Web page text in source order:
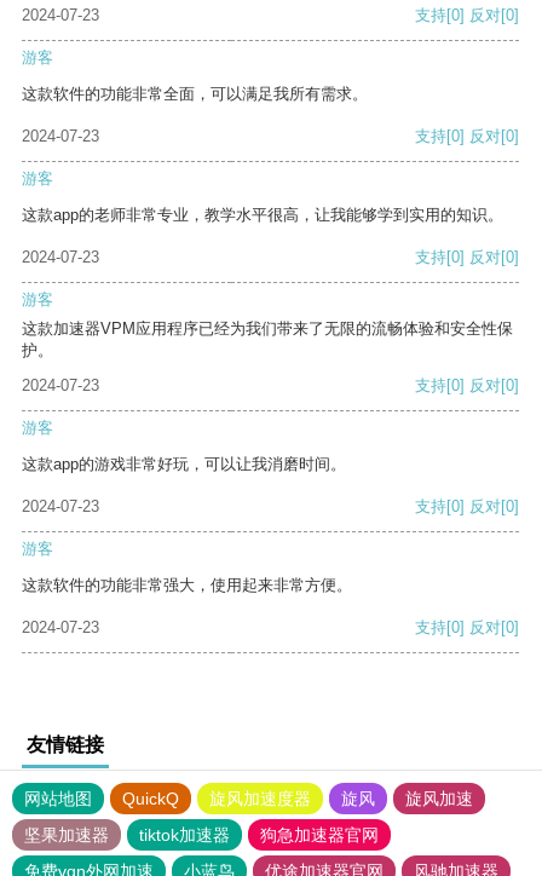
2024-07-23 支持[0] 反对[0]
游客
这款软件的功能非常全面，可以满足我所有需求。
2024-07-23 支持[0] 反对[0]
游客
这款app的老师非常专业，教学水平很高，让我能够学到实用的知识。
2024-07-23 支持[0] 反对[0]
游客
这款加速器VPM应用程序已经为我们带来了无限的流畅体验和安全性保
护。
2024-07-23
支持[0] 反对[0]
游客
这款app的游戏非常好玩，可以让我消磨时间。
2024-07-23 支持[0] 反对[0]
游客
这款软件的功能非常强大，使用起来非常方便。
2024-07-23 支持[0] 反对[0]
友情链接
网站地图 QuickQ 旋风加速度器 旋风
旋风加速
坚果加速器
tiktok加速器
狗急加速器官网
免费vqn外网加速
小蓝鸟 优途加速器官网 风驰加速器